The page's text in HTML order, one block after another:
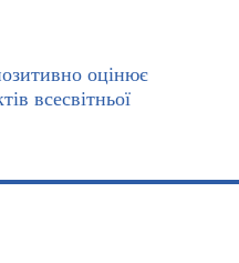
оцінює
всесвітньої